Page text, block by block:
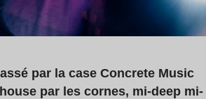
par la case Concrete Music
par les cornes, mi-deep mi-